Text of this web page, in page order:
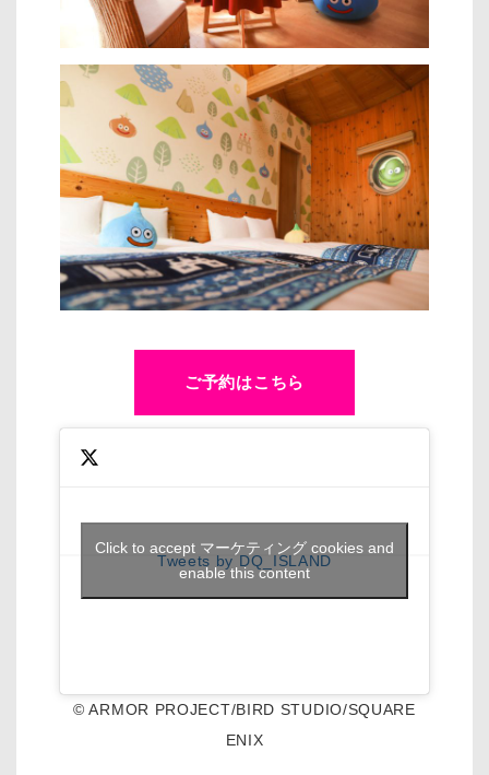
ご予約はこちら
Tweets by DQ_ISLAND
Click to accept マーケティング cookies and
enable this content
© ARMOR PROJECT/BIRD STUDIO/SQUARE
ENIX